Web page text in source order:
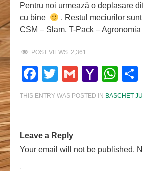
Pentru noi urmează o deplasare
cu bine
. Restul meciurilor
CSM – Slam, T-Pack –
POST VIEWS: 2,361
Facebook
Twitter
GmailYahoo
Mail
THIS ENTRY WAS POSTED IN BASCHET
Leave a Reply
Your email will not be published.